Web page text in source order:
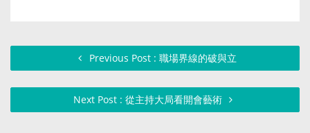
Previous Post : 職場界線的破與立
Next Post : 從主持大局看開會藝術